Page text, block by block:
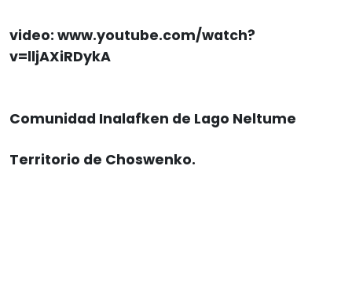
video: www.youtube.com/watch?
v=lljAXiRDykA
Comunidad Inalafken de Lago Neltume
Territorio de Choswenko.